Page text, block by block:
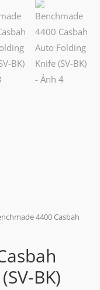
4400 Casbah
BK)